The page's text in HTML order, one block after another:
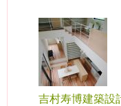
吉村寿博建築設